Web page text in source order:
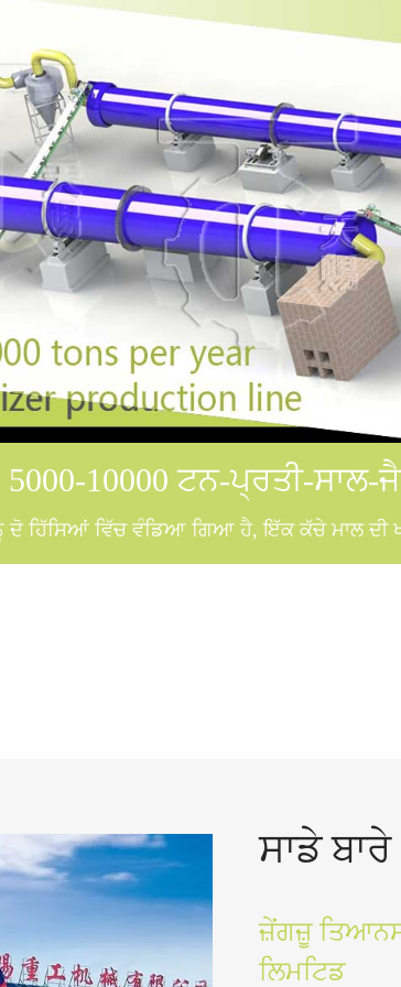
5000-10000 ਟਨ-ਪ੍ਰਤੀ-
ਹਿੱਸਿਆਂ ਵਿੱਚ ਵੰਡਿਆ ਗਿਆ ਹੈ, ਇੱਕ ਕੱਚੇ ਮਾਲ ਦੀ
ਸਾਡੇ ਬਾਰੇ
ਜ਼ੇਂਗਜ਼ੂ
ਲਿਮਟਿਡ